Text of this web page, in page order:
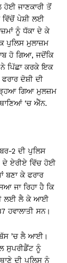
ਹੋਈ ਜਾਣਕਾਰੀ ਤੋਂ
ਵਿੱਚੋਂ ਪੇਸ਼ੀ ਲਈ
ਨੂੰ ਧੱਕਾ ਦੇ ਕੇ
ਪੁਲਿਸ ਮੁਲਾਜ਼ਮ
ਹੋ ਗਿਆ, ਜਦੋਂਕਿ
ਪਿੱਛਾ ਕਰਕੇ ਇਕ
ਦੋਸ਼ੀ ਦੀ
ਗਿਆ ਮੁਲਜ਼ਮ
‘ਚ ਐੱਨ.
2 ਦੀ ਪੁਲਿਸ
ਦੇ ਏਰੀਏ ਵਿੱਚ ਹੋਈ
ਬਣਾ ਕੇ ਫਰਾਰ
ਜਾ ਰਿਹਾ ਹੈ ਕਿ
ਲਈ ਲੈ ਕੇ ਆਈ
ਹਵਾਲਾਤੀ ਸਨ।
ਬੱਸ ’ਚ ਲੈ ਆਈ।
ਸੁਪਰੀਡੈਂਟ ਨੂੰ
ਦੀ ਪੁਲਿਸ ਨੂੰ